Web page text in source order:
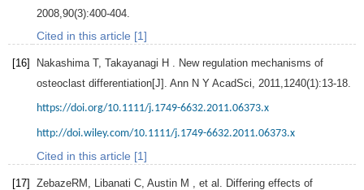
2008 90(3):400-404.
Cited in this article [1]
[16] Nakashima T, Takayanagi H . New regulation mechanisms of
osteoclast differentiation[J]. Ann N Y AcadSci 2011 1240(1):13-18.
https://doi.org/10.1111/j.1749-6632.2011.06373.x
http://doi.wiley.com/10.1111/j.1749-6632.2011.06373.x
Cited in this article [1]
[17] ZebazeRM, Libanati C Austin M , et al. Differing effects of